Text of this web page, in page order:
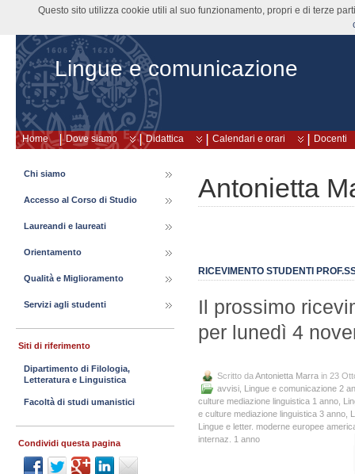
Lingue e comunicazione
Home Dove siamo Didattica Calendari e orari Docenti
Antonietta
RICEVIMENTO STUDENTI
Il prossimo
per lunedì 4
Scritto daAntonietta Marra in 23
avvisi Lingue e comunicazione 2
culture mediazione linguistica 1 anno
e culture mediazione linguistica 3 anno
Lingue e letter. moderne europee
internaz. 1 anno
Chi siamo
Accesso al Corso di Studio
Laureandi e laureati
Orientamento
Qualità e Miglioramento
Servizi agli studenti
Siti di riferimento
Dipartimento di Filologia,
Letteratura e Linguistica
Facoltà di studi umanistici
Condividi questa pagina
Questo sito utilizza cookie utili al suo funzionamento, propri e di terze